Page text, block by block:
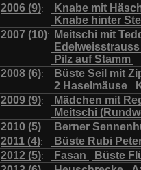
2006 (9): Knabe mit
Knabe hinter
2007 (10): Meitschi mit
Edelweisstrauss
Pilz auf Stamm
2008 (6): Büste Seil mit
2 Haselmäuse
2009 (9): Mädchen mit
Meitschi
2010 (5): Berner
2011 (4): Büste Rubi
2012 (5): Fasan Büste